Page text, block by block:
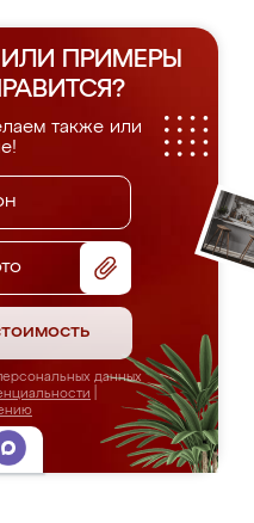
ПРИМЕРЫ
также или
данных